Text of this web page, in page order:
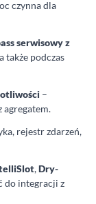
czynna dla
serwisowy z
także podczas
–
agregatem.
rejestr zdarzeń,
,Dry-
do integracji z